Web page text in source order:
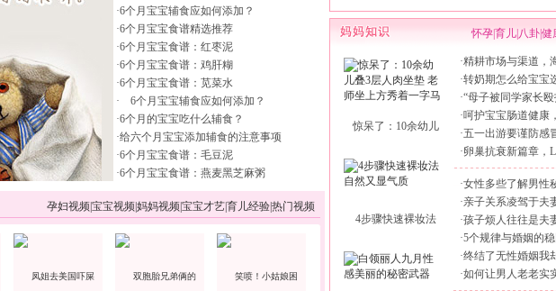
·6个月宝宝辅食应如何添加？
·6个月宝宝食谱精选推荐
·6个月宝宝食谱：红枣泥
·6个月宝宝食谱：鸡肝糊
·6个月宝宝食谱：苋菜水
· 6个月宝宝辅食应如何添加？
·6个月的宝宝吃什么辅食？
·给六个月宝宝添加辅食的注意事项
·6个月宝宝食谱：毛豆泥
·6个月宝宝食谱：燕麦黑芝麻粥
孕妇视频宝宝视频妈妈视频宝宝才艺育儿经验热门视频
怀孕|育儿| 八卦|健
惊呆了：10余幼儿
4步骤快速裸妆法
·精耕市场与渠道，
·转奶期怎么给宝宝
·“母子被同学家长殴
·呵护宝宝肠道健康
·五一出游要谨防感
·卵巢抗衰新篇章，
·女性多些了解男性
·亲子关系凌驾于夫
·孩子烦人往往是夫
·5个规律与婚姻的
·终结了无性婚姻我
·如何让男人老老实